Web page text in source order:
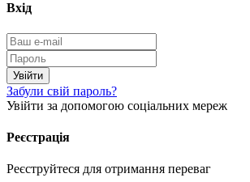
Вхід
Забули свій пароль?
Увійти за допомогою соціальних мереж
Реєстрація
Реєструйтеся для отримання переваг